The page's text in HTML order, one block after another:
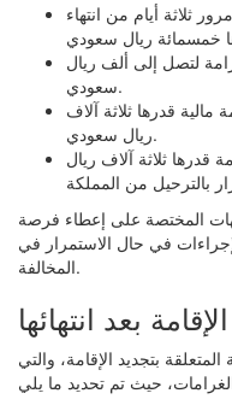
ثلاثة أيام من انتهاء
لتصل إلى ألف ريال
سعودي.
مالية قدرها ثلاثة آلاف
ريال سعودي.
قدرها ثلاثة آلاف ريال
المختصة على إعطاء فرصة
في حال الاستمرار في
المخالفة.
بعد انتهائها
بتجديد الإقامة، والتي